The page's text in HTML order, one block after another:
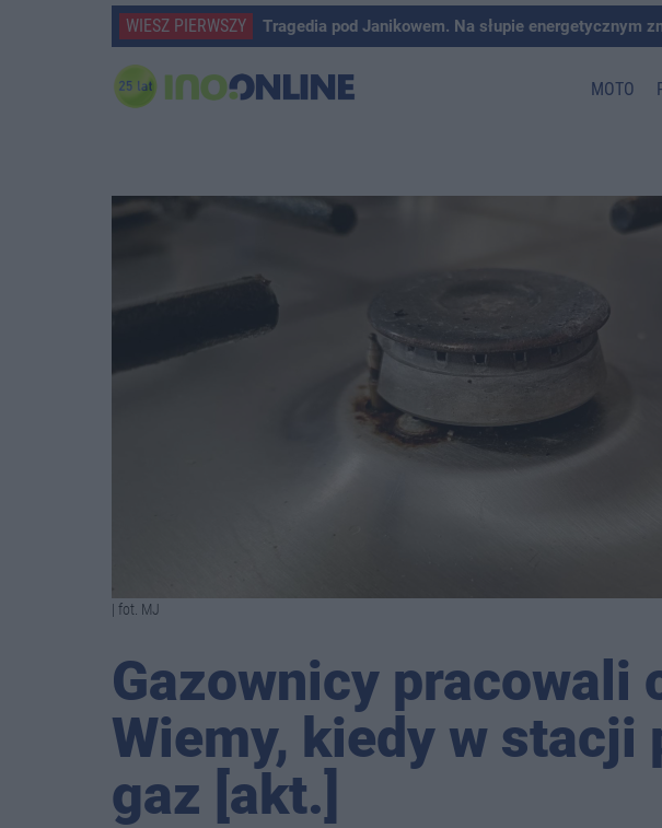
WIESZ PIERWSZY Tragedia pod Janikowem. Na słupie energetycznym
MOTO
| fot. MJ
Gazownicy pracowali
Wiemy, kiedy w stacji
gaz [akt.]